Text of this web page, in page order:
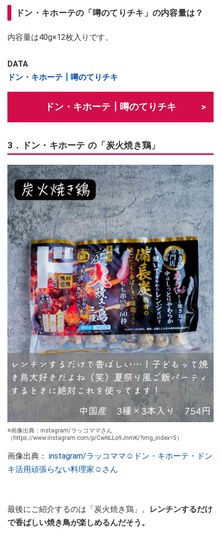
ドン・キホーテの「噂のてりチキ」の内容量は？
内容量は40g×12枚入りです。
DATA
ドン・キホーテ┃噂のてりチキ
ドン・キホーテ┃噂のてりチキ
3．ドン・キホーテ の「炭火焼き鶏」
※画像出典：instagram/ラッコママさん
（https://www.instagram.com/p/CwNLLo9JnmK/?img_index=5）
画像出典： instagram/ラッコママ☺︎ドン・キホーテ・ドン
キ活用頑張らない料理家☺︎さん
最後にご紹介するのは「炭火焼き鶏」。
レンチンするだけ
で香ばしい焼き鳥が楽しめるんだそう。